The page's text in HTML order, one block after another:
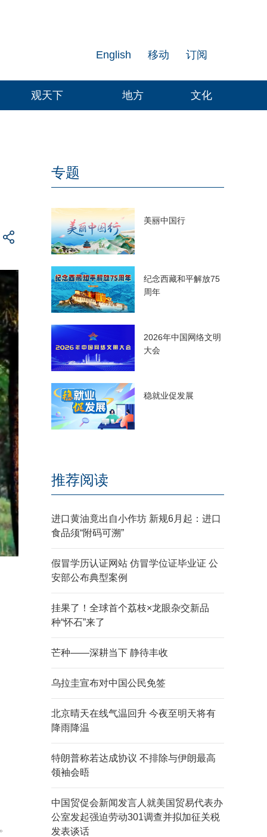
订阅
移动
English
观天下 地方 文化
专题
美丽中国行
纪念西藏和平解放75
周年
2026年中国网络文明
大会
稳就业促发展
推荐阅读
进口黄油竟出自小作坊 新规6月起：进口
食品须“附码可溯”
假冒学历认证网站 仿冒学位证毕业证 公
安部公布典型案例
挂果了！全球首个荔枝×龙眼杂交新品
种“怀石”来了
芒种——深耕当下 静待丰收
乌拉圭宣布对中国公民免签
北京晴天在线气温回升 今夜至明天将有
降雨降温
特朗普称若达成协议 不排除与伊朗最高
领袖会晤
中国贸促会新闻发言人就美国贸易代表办
公室发起强迫劳动301调查并拟加征关税
发表谈话